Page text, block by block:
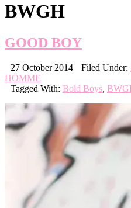
BWGH
GOOD BOY
27 October 2014 Filed Under:
HOMME
Tagged With: Bold Boys,